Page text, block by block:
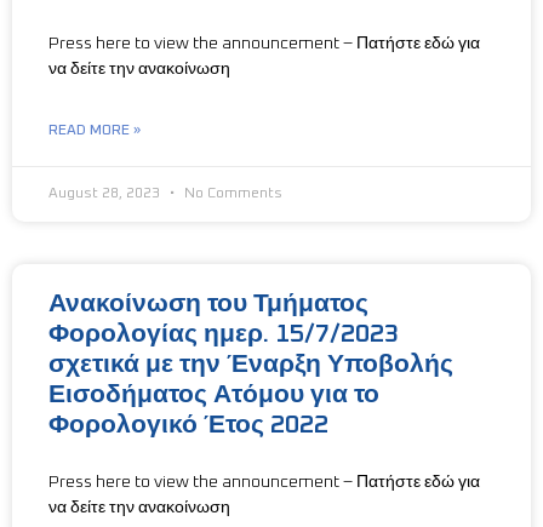
Press here to view the announcement – Πατήστε εδώ για
να δείτε την ανακοίνωση
READ MORE »
August 28, 2023 No Comments
Ανακοίνωση του Τμήματος
Φορολογίας ημερ. 15/7/2023
σχετικά με την Έναρξη Υποβολής
Εισοδήματος Ατόμου για το
Φορολογικό Έτος 2022
Press here to view the announcement – Πατήστε εδώ για
να δείτε την ανακοίνωση